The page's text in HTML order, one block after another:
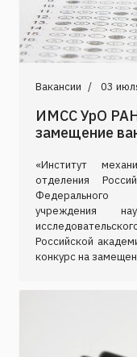
Вакансии 03
ИМСС УрО РАН
замещение
«Институт
отделения
Федерального
учреждения
Российской
конкурс на